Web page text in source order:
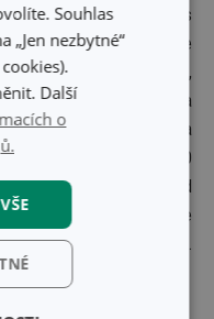
vetřeme hořčici s
bylinkami. Omyjeme
s šalotkou, bylinkami,
do pekáče. Maso na
stran, dáme na mřížku a
předehřáté na 80
a pečeme, dokud
°C (3–6 hodin, podle
dojít v alobalu.
s bramborami.
Souhlas
nezbytné“
Další
o